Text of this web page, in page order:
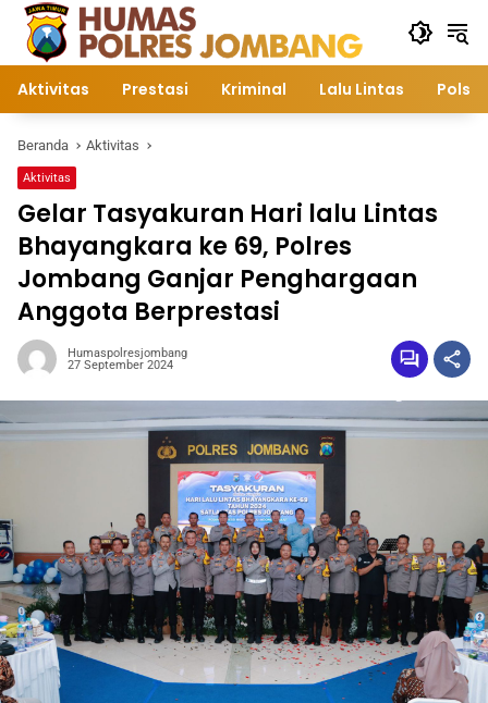
Langsung
konten
Aktivitas Prestasi Kriminal Lalu Lintas
Beranda Aktivitas
Aktivitas
Gelar Tasyakuran Hari lalu Lintas
Bhayangkara ke 69, Polres
Jombang Ganjar Penghargaan
Anggota Berprestasi
Humaspolresjombang
27 September 2024